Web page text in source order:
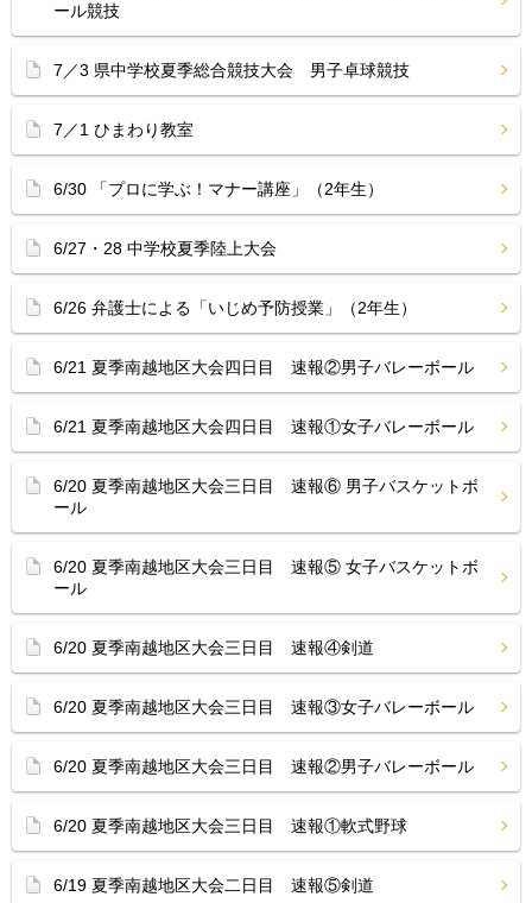
ール競技
7／3 県中学校夏季総合競技大会 男子卓球競技
7／1 ひまわり教室
6/30 「プロに学ぶ！マナー講座」（2年生）
6/27・28 中学校夏季陸上大会
6/26 弁護士による「いじめ予防授業」（2年生）
6/21 夏季南越地区大会四日目 速報②男子バレーボール
6/21 夏季南越地区大会四日目 速報①女子バレーボール
6/20 夏季南越地区大会三日目 速報⑥ 男子バスケットボ
ール
6/20 夏季南越地区大会三日目 速報⑤ 女子バスケットボ
ール
6/20 夏季南越地区大会三日目 速報④剣道
6/20 夏季南越地区大会三日目 速報③女子バレーボール
6/20 夏季南越地区大会三日目 速報②男子バレーボール
6/20 夏季南越地区大会三日目 速報①軟式野球
6/19 夏季南越地区大会二日目 速報⑤剣道